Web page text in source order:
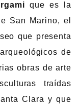
que es la
San Marino, el
que presenta
de
obras de arte
traídas
Clara y que